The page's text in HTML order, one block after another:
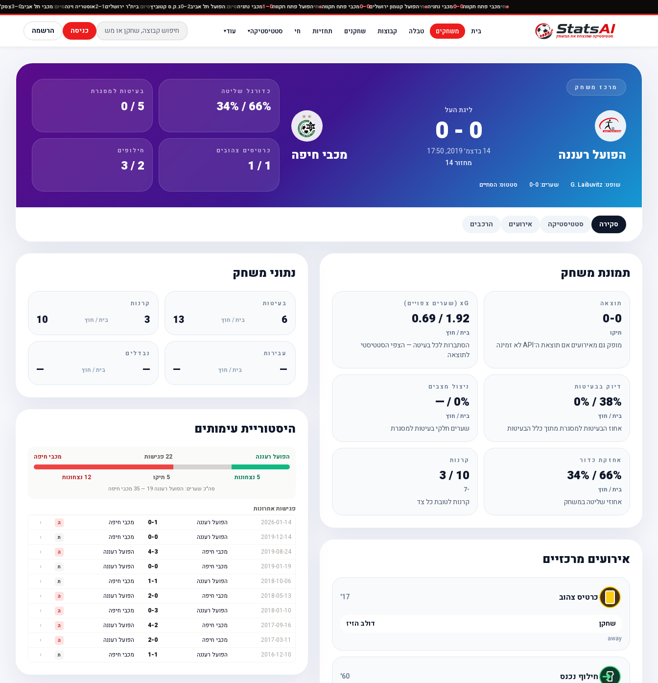
חימכבי פתח תקווה0–0 מכבי נתניה חיהפועל קטמון ירושלים0–0 מכבי פתח תקווה חיהפועל פתח תקווה0–1 מכבי נתניהסיום:הפועל תל אביב2–0 ג.ק.ס קטוביץסיום:בית"ר ירושלים1–2 אוסטריה וינהסיום:מכבי תל
בית משחקים טבלה קבוצות שחקנים תחזיות חי סטטיסטיקה▾ עוד▾ כניסה הרשמה
מרכז משחק
הפועל רעננה
ליגת העל
0 - 0
14 בדצמ׳ 2019, 17:50
מחזור 14
מכבי חיפה
שופט: G. Laibuvitz שערים: 0-0 סטטוס: הסתיים
כדורגל שליטה
66% / 34%
בעיטות למסגרת
5 / 0
כרטיסים צהובים
1 / 1
חילופים
2 / 3
סקירה סטטיסטיקה אירועים הרכבים
תמונת משחק
תוצאה
0-0
תיקו
מופק גם מאירועים אם תוצאת ה־API לא זמינה
xG (שערים צפויים)
1.92 / 0.69
בית / חוץ
הסתברות לכל בעיטה — הצפי הסטטיסטי
לתוצאה
דיוק בבעיטות
38% / 0%
בית / חוץ
אחוז הבעיטות למסגרת מתוך כלל הבעיטות
ניצול מצבים
0% / —
בית / חוץ
שערים חלקי בעיטות למסגרת
אחזקת כדור
66% / 34%
בית / חוץ
אחוזי שליטה במשחק
קרנות
10 / 3
-7
קרנות לטובת כל צד
אירועים מרכזיים
כרטיס צהוב 17
'
שחקן דולב הזיז
away
חילוף נכנס 60
'
נתוני משחק
בעיטות
6 בית / חוץ 13
קרנות
3 בית / חוץ 10
עבירות
— בית / חוץ —
נבדלים
— בית / חוץ —
היסטוריית עימותים
הפועל רעננה 22 פגישות מכבי חיפה
5 נצחונות 5 תיקו 12 נצחונות
סה"כ שערים: הפועל רעננה 19
—
35 מכבי חיפה
פגישות אחרונות
2026-01-14
הפועל רעננה 0-1 מכבי חיפה ה
›
2019-12-14
הפועל רעננה 0-0 מכבי חיפה ת
›
2019-08-24
מכבי חיפה 4-3 הפועל רעננה ה
›
2019-01-19
מכבי חיפה 0-0 הפועל רעננה ת
›
2018-10-06
הפועל רעננה 1-1 מכבי חיפה ת
›
2018-05-13
מכבי חיפה 2-0 הפועל רעננה ה
›
2018-01-10
הפועל רעננה 0-3 מכבי חיפה ה
›
2017-09-16
מכבי חיפה 4-2 הפועל רעננה ה
›
2017-03-11
מכבי חיפה 2-0 הפועל רעננה ה
›
2016-12-10
הפועל רעננה 1-1 מכבי חיפה ת ›